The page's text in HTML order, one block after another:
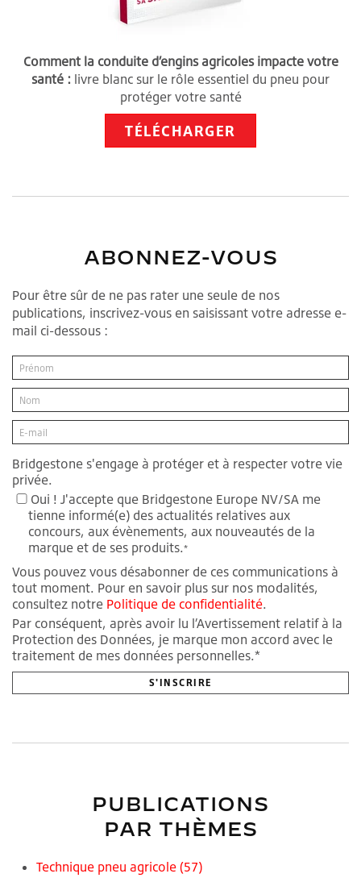
Comment la conduite d’engins agricoles impacte votre
santé : livre blanc sur le rôle essentiel du pneu pour
protéger votre santé
TÉLÉCHARGER
ABONNEZ-VOUS
Pour être sûr de ne pas rater une seule de nos
publications, inscrivez-vous en saisissant votre adresse e-
mail ci-dessous :
Bridgestone s'engage à protéger et à respecter votre vie
privée.
Oui ! J'accepte que Bridgestone Europe NV/SA me
tienne informé(e) des actualités relatives aux
concours, aux évènements, aux nouveautés de la
marque et de ses produits.*
Vous pouvez vous désabonner de ces communications à
tout moment. Pour en savoir plus sur nos modalités,
consultez notre Politique de confidentialité.
Par conséquent, après avoir lu l’Avertissement relatif à la
Protection des Données, je marque mon accord avec le
traitement de mes données personnelles.*
PUBLICATIONS
PAR THÈMES
Technique pneu agricole (57)